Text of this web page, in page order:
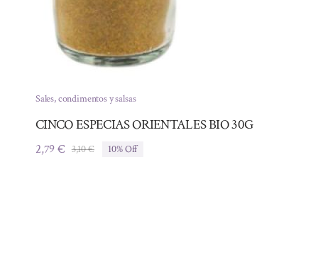
Sales, condimentos y salsas
CINCO ESPECIAS ORIENTALES BIO 30G
3,10€El
2,79€
El
10% Off